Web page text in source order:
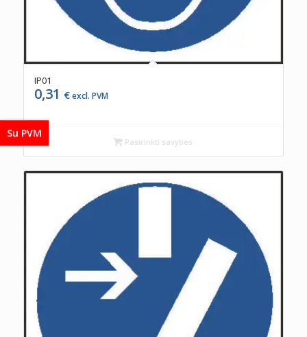
IP01
0,31 €excl. PVM
Pasirinkti savybes
Su PVM